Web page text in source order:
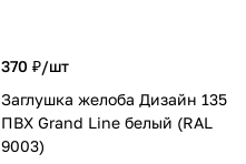
370 ₽/шт
Заглушка желоба Дизайн 135
ПВХ Grand Line белый (RAL
9003)